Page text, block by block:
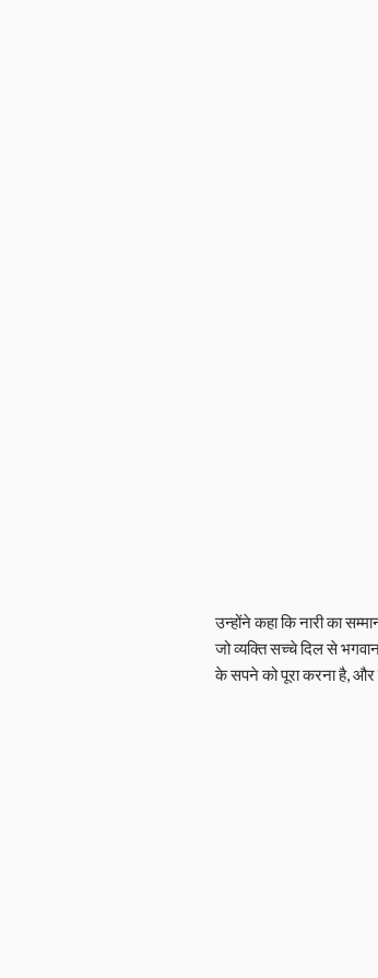
उन्होंने कहा कि नारी का
जो व्यक्ति सच्चे दिल से
के सपने को पूरा करना है, और